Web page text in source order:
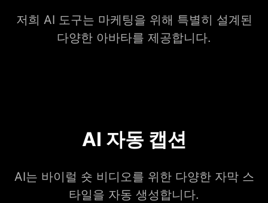
저희 AI 도구는 마케팅을 위해 특별히 설계된
다양한 아바타를 제공합니다.
AI 자동 캡션
AI는 바이럴 숏 비디오를 위한 다양한 자막 스
타일을 자동 생성합니다.